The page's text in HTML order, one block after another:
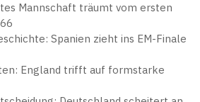
Mannschaft träumt vom ersten
Spanien zieht ins EM-Finale
England trifft auf formstarke